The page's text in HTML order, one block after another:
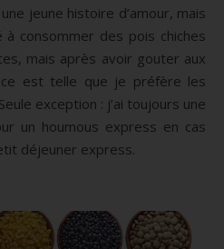
jeune histoire d’amour, mais
à consommer des pois chiches
mais après avoir gouter aux
est telle que je préfère les
exception : j’ai toujours une
un houmous express en cas
déjeuner express.